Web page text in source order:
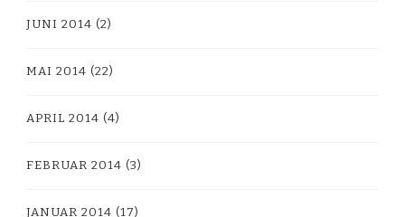
JUNI 2014 (2)
MAI 2014 (22)
APRIL 2014 (4)
FEBRUAR 2014 (3)
JANUAR 2014 (17)